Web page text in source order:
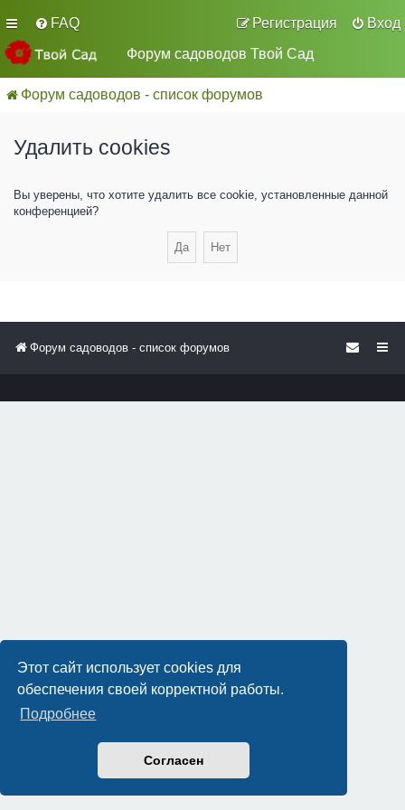
Этот сайт использует cookies для
обеспечения своей корректной работы.
Подробнее
Согласен
FAQ Вход
Регистрация
Форум садоводов Твой Сад
Форум садоводов - список форумов
Удалить cookies
Вы уверены, что хотите удалить все cookie, установленные данной
конференцией?
Форум садоводов - список форумов